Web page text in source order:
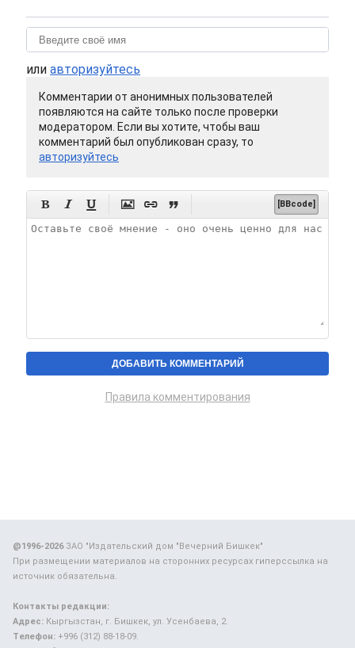
или авторизуйтесь
Комментарии от анонимных пользователей
появляются на сайте только после проверки
модератором. Если вы хотите, чтобы ваш
комментарий был опубликован сразу, то
авторизуйтесь
      [BBcode]
Правила комментирования
@1996-2026ЗАО "Издательский дом "Вечерний Бишкек"
При размещении материалов на сторонних ресурсах гиперссылка на
источник обязательна.
Контакты редакции:
Адрес: Кыргызстан, г. Бишкек, ул. Усенбаева, 2.
Телефон: +996 (312) 88-18-09.